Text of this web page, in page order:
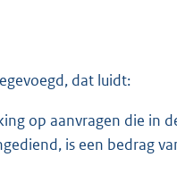
dat luidt:
op aanvragen die in
is een bedrag